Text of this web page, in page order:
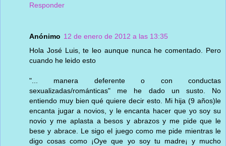
Responder
Anónimo 12 de enero de 2012 a las 13:35
Hola José Luis, te leo aunque nunca he comentado. Pero
cuando he leido esto
"... manera deferente o con conductas
sexualizadas/románticas" me he dado un susto. No
entiendo muy bien qué quiere decir esto. Mi hija (9 años)le
encanta jugar a novios, y le encanta hacer que yo soy su
novio y me aplasta a besos y abrazos y me pide que le
bese y abrace. Le sigo el juego como me pide mientras le
digo cosas como ¡Oye que yo soy tu madre¡ y mucho